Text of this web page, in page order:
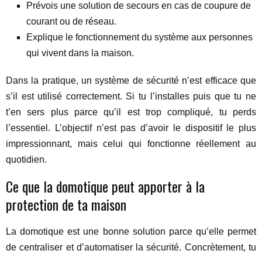
Prévois une solution de secours en cas de coupure de
courant ou de réseau.
Explique le fonctionnement du système aux personnes
qui vivent dans la maison.
Dans la pratique, un système de sécurité n’est efficace que
s’il est utilisé correctement. Si tu l’installes puis que tu ne
t’en sers plus parce qu’il est trop compliqué, tu perds
l’essentiel. L’objectif n’est pas d’avoir le dispositif le plus
impressionnant, mais celui qui fonctionne réellement au
quotidien.
Ce que la domotique peut apporter à la
protection de ta maison
La domotique est une bonne solution parce qu’elle permet
de centraliser et d’automatiser la sécurité. Concrètement, tu